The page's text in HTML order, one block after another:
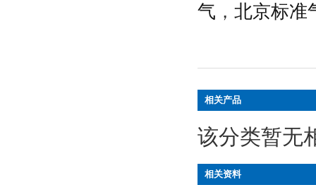
气 ， 北京标准
相关产品
该分类暂无
相关资料